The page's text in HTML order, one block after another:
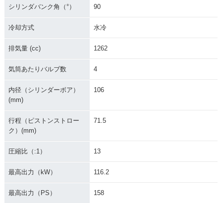
シリンダバンク角（°） 90
冷却方式 水冷
排気量 (cc) 1262
気筒あたりバルブ数 4
内径（シリンダーボア）
(mm)
106
行程（ピストンストロー
ク）(mm)
71.5
圧縮比（:1） 13
最高出力（kW） 116.2
最高出力（PS） 158